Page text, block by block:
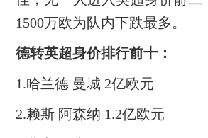
1500万欧为队内下跌最多。
德转英超身价排行前十：
1.哈兰德 曼城 2亿欧元
2.赖斯 阿森纳 1.2亿欧元